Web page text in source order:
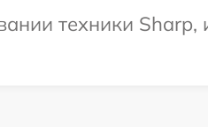
техники Sharp,